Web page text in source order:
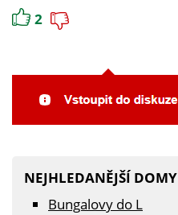
2
NEJHLEDANĚJŠÍ DOMY
Bungalovy do L